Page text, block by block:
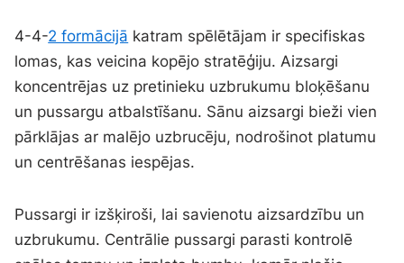
4-4-2 formācijā katram spēlētājam ir specifiskas
lomas, kas veicina kopējo stratēģiju. Aizsargi
koncentrējas uz pretinieku uzbrukumu bloķēšanu
un pussargu atbalstīšanu. Sānu aizsargi bieži vien
pārklājas ar malējo uzbrucēju, nodrošinot platumu
un centrēšanas iespējas.
Pussargi ir izšķiroši, lai savienotu aizsardzību un
uzbrukumu. Centrālie pussargi parasti kontrolē